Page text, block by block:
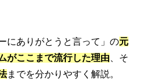
にありがとうと言って」の元
がここまで流行した理由 、そ
までを分かりやすく解説。